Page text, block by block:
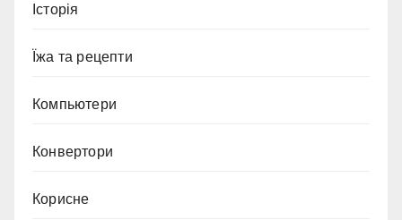
Історія
Їжа та рецепти
Компьютери
Конвертори
Корисне